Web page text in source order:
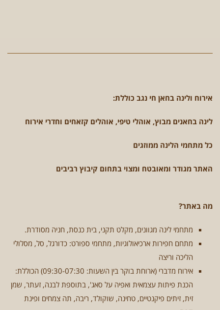
אירוח ולינה בחאן חי נגב כוללת:
לינה בחאנים מבוץ, אוהלי טיפי, אוהלים קזאחים וחדרי אירוח
כל מתחמי הלינה ממוזגים
האתר מגודר ומאובטח ומצוי בתחום קיבוץ רביבים
מה באתר?
מתחמי לינה מגוונים, מקלט תקני, בית כנסת, חניה מסודרת.
מתחם חפירות ארכיאולוגיות, מתחמי ספורט: כדורגל, סל, מסלולי
הליכה וריצה
אירוח מדברי (ארוחת בוקר בין השעות: 09:30-07:30) הכוללת:
הכנת פיתות עצמאית ואפיה על סאג', בתוספת לבנה, זעתר, שמן
זית, זיתים פיקנטיים, טחינה, שוקולד, ריבה, תה צמחים ופינת